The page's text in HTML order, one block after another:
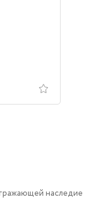
наследие